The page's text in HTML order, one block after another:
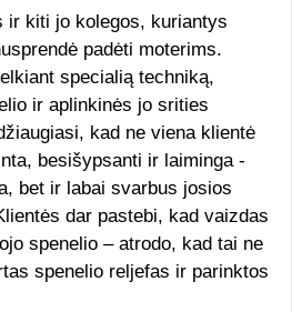
ir kiti jo kolegos, kuriantys
padėti moterims.
specialią techniką,
ir aplinkinės jo srities
kad ne viena klientė
besišypsanti ir laiminga -
bet ir labai svarbus josios
dar pastebi, kad vaizdas
spenelio – atrodo, kad tai ne
spenelio reljefas ir parinktos